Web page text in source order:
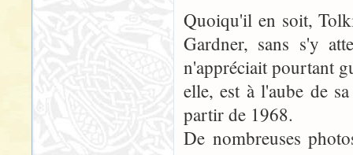
Quoiqu'il en soit,
Gardner, sans s'y
n'appréciait pourtant
elle, est à l'aube de
partir de 1968.
De nombreuses